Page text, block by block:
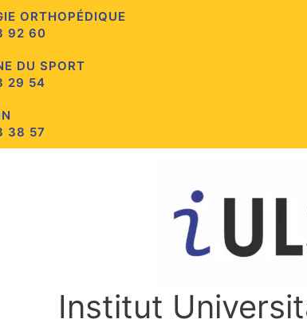
ORTHOPÉDIQUE
92 60
DU SPORT
29 54
38 57
Institut